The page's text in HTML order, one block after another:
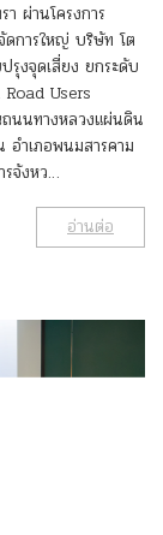
ผ่านโครงการ
การใหญ่ บริษัท โต
รุงจุดเสี่ยง ยกระดับ
Users
นทางหลวงแผ่นดิน
ำเภอพนมสารคาม
รจังหว…
อ่านต่อ